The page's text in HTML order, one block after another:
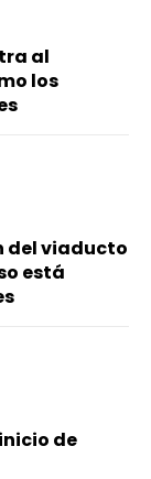
al
los
del viaducto
está
de